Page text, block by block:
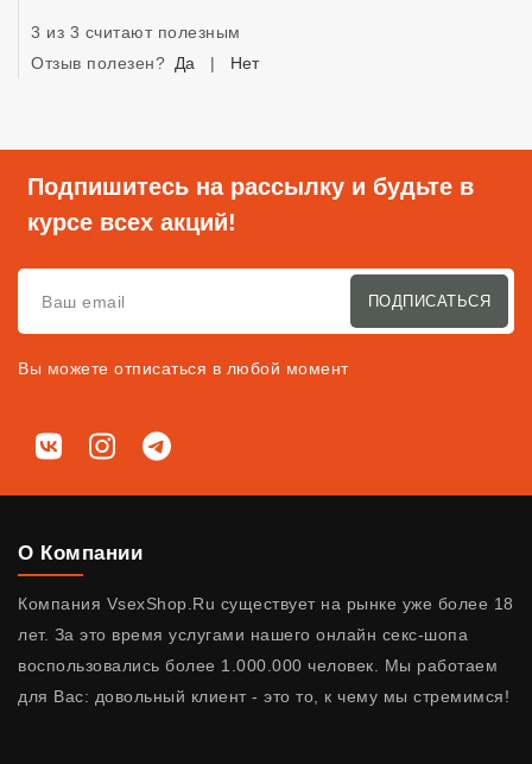
3 из 3 считают полезным
Отзыв полезен? Да | Нет
Подпишитесь на рассылку и будьте в
курсе всех акций!
ПОДПИСАТЬСЯ
Вы можете отписаться в любой момент
Мы в соц. сетях
ВКонтактеInstagramTelegram
О Компании
Компания VsexShop.Ru существует на рынке уже более 18
лет. За это время услугами нашего онлайн секс-шопа
воспользовались более 1.000.000 человек. Мы работаем
для Вас: довольный клиент - это то, к чему мы стремимся!